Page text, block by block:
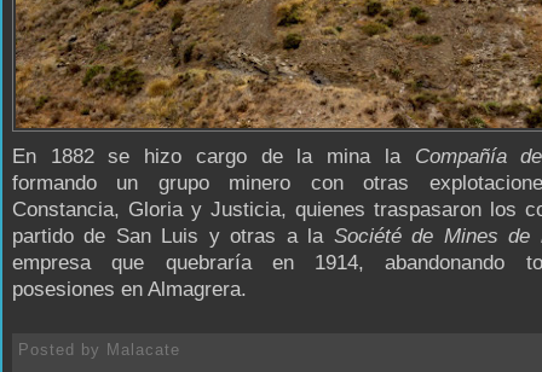
En 1882 se hizo cargo de la mina la Compañía
formando un grupo minero con otras
Constancia, Gloria y Justicia, quienes traspasaron los
partido de San Luis y otras a la Société de Mines de
empresa que quebraría en 1914, abandonando
posesiones en Almagrera.
Posted by Malacate